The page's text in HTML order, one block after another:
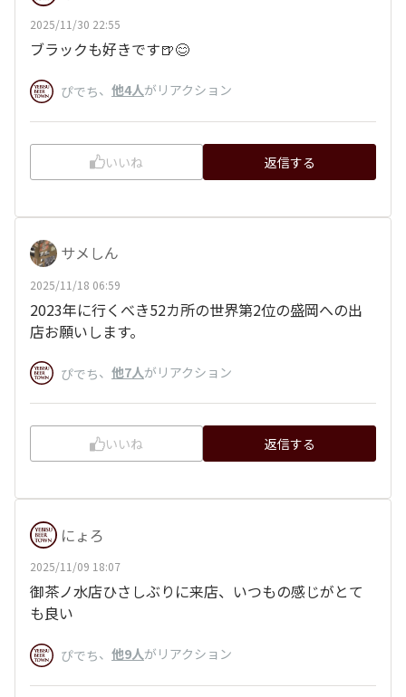
2025/11/30 22:55
ブラックも好きです🍺😊
ぴでち、 他4人がリアクション
いいね 返信する
サメしん
2025/11/18 06:59
2023年に行くべき52カ所の世界第2位の盛岡への出
店お願いします。
ぴでち、 他7人がリアクション
いいね 返信する
にょろ
2025/11/09 18:07
御茶ノ水店ひさしぶりに来店、いつもの感じがとて
も良い
ぴでち、 他9人がリアクション